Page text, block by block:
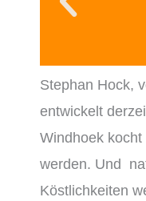
Stephan Hock,
entwickelt
Windhoek
werden. Und
Köstlichkeiten